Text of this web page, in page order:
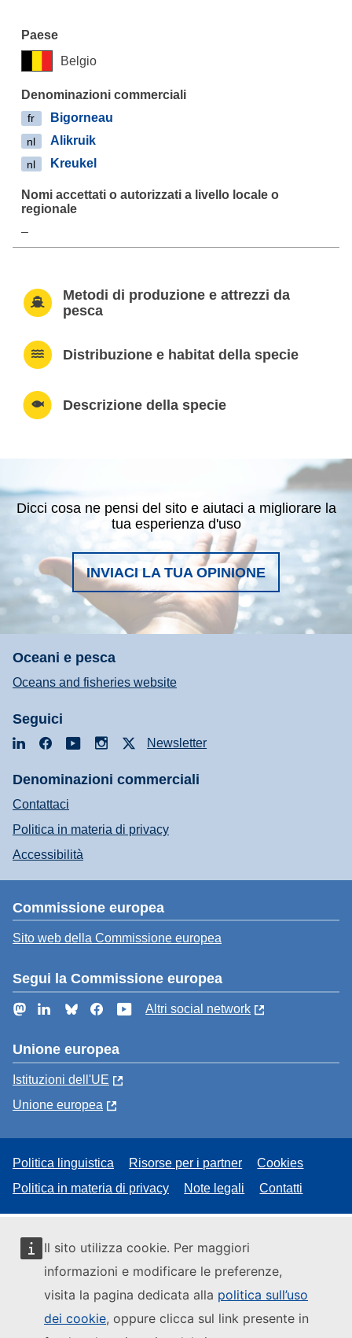
Il sito utilizza cookie. Per maggiori
informazioni e modificare le preferenze,
visita la pagina dedicata alla politica sull’uso
dei cookie, oppure clicca sul link presente in
Belgio
fr Bigorneau
nl Alikruik
nl Kreukel
–
Metodi di produzione e attrezzi da
pesca
Distribuzione e habitat della specie
Descrizione della specie
Dicci cosa ne pensi del sito e aiutaci a migliorare la
tua esperienza d'uso
INVIACI LA TUA OPINIONE
Oceani e pesca
Oceans and fisheries website
Seguici
LinkedInFacebookYouTubeInstagramNewsletter
Denominazioni commerciali
Contattaci
Politica in materia di privacy
Accessibilità
Commissione europea
Sito web della Commissione europea
Segui la Commissione europea
MastodonLinkedInBlueskyFacebookYouTube
Altri social network
Unione europea
Istituzioni dell'UE
Unione europea
Politica linguistica Risorse per i partner
Cookies
Politica in materia di privacy
Note legali Contatti